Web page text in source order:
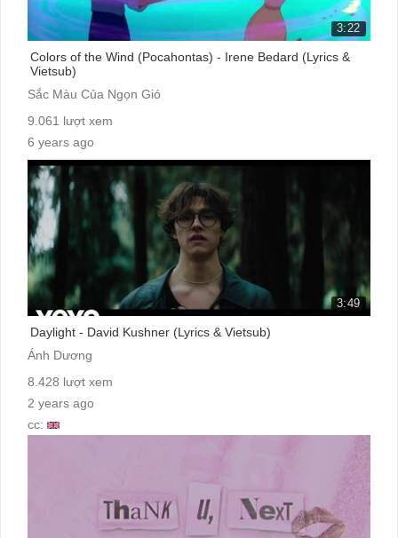
3:22
Colors of the Wind (Pocahontas) - Irene Bedard (Lyrics &
Vietsub)
Sắc Màu Của Ngọn Gió
9.061 lượt xem
6 years ago
cc:
3:49
Daylight - David Kushner (Lyrics & Vietsub)
Ánh Dương
8.428 lượt xem
2 years ago
cc: